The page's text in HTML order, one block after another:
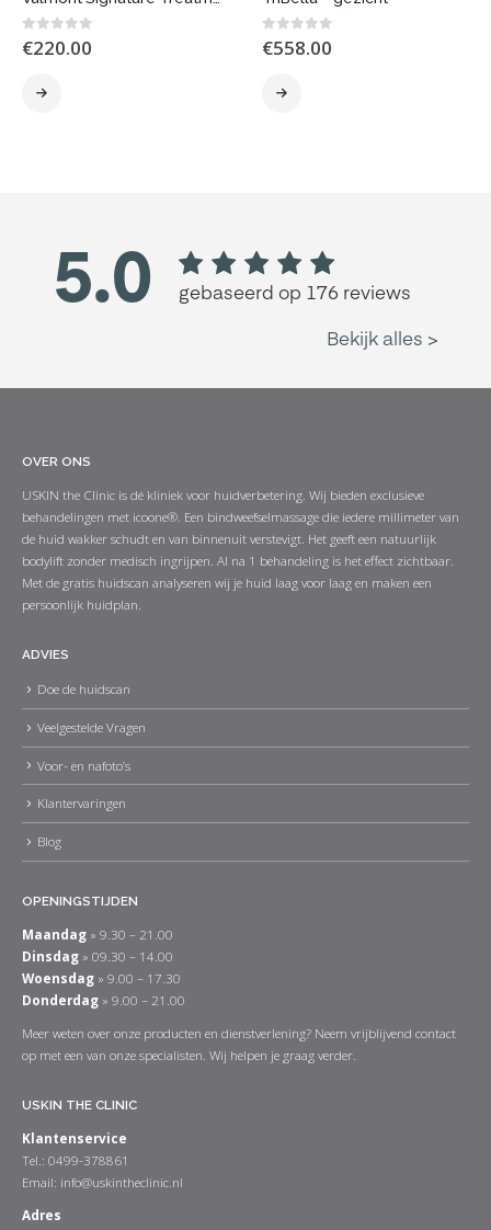
0out of 5
€220.00 0out of 5
€558.00
OVER ONS
USKIN the Clinic is dé kliniek voor huidverbetering. Wij bieden exclusieve
behandelingen met icoone®. Een bindweefselmassage die iedere millimeter van
de huid wakker schudt en van binnenuit verstevigt. Het geeft een natuurlijk
bodylift zonder medisch ingrijpen. Al na 1 behandeling is het effect zichtbaar.
Met de gratis huidscan analyseren wij je huid laag voor laag en maken een
persoonlijk huidplan.
ADVIES
Doe de huidscan
Veelgestelde Vragen
Voor- en nafoto’s
Klantervaringen
Blog
OPENINGSTIJDEN
Maandag » 9.30 – 21.00
Dinsdag » 09.30 – 14.00
Woensdag » 9.00 – 17.30
Donderdag » 9.00 – 21.00
Meer weten over onze producten en dienstverlening? Neem vrijblijvend contact
op met een van onze specialisten. Wij helpen je graag verder.
USKIN THE CLINIC
Klantenservice
Tel.: 0499-378861
Email: info@uskintheclinic.nl
Adres